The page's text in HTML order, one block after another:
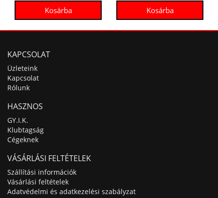
KAPCSOLAT
Üzleteink
Kapcsolat
Rólunk
HASZNOS
GY.I.K.
Klubtagság
Cégeknek
VÁSÁRLÁSI FELTÉTELEK
Szállítási információk
Vásárlási feltételek
Adatvédelmi és adatkezelési szabályzat